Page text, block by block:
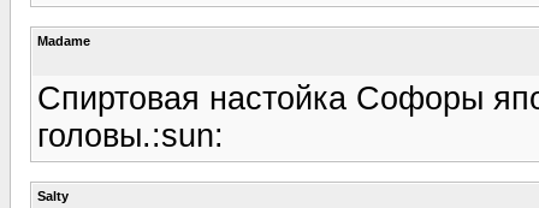
Madame
Спиртовая настойка Софоры
головы.:sun:
Salty